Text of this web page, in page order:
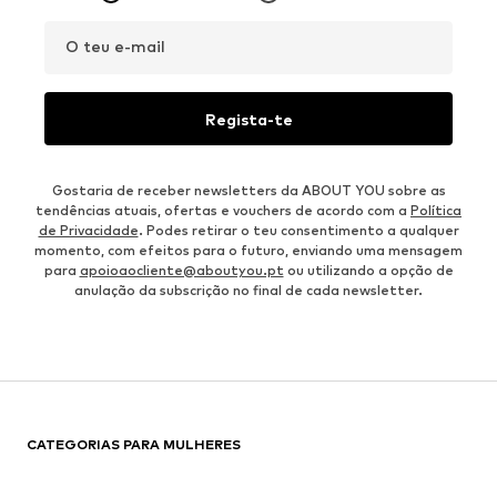
O teu e-mail
Regista-te
Gostaria de receber newsletters da ABOUT YOU sobre as
tendências atuais, ofertas e vouchers de acordo com a Política
de Privacidade. Podes retirar o teu consentimento a qualquer
momento, com efeitos para o futuro, enviando uma mensagem
para apoioaocliente@aboutyou.ptou utilizando a opção de
anulação da subscrição no final de cada newsletter.
CATEGORIAS PARA MULHERES